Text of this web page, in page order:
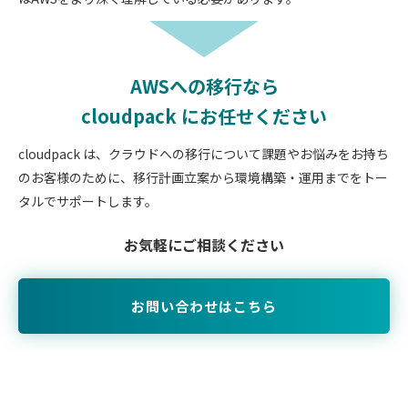
AWSへの移行なら
cloudpack にお任せください
cloudpack は、クラウドへの移行について課題やお悩みをお持ち
のお客様のために、 移行計画立案から環境構築・運用までをトー
タルでサポートします。
お気軽にご相談ください
お問い合わせはこちら